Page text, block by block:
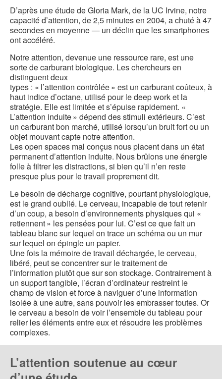
D’après une étude de Gloria Mark, de la UC Irvine, notre
capacité d’attention, de 2,5 minutes en 2004, a chuté à 47
secondes en moyenne — un déclin que les smartphones
ont accéléré.
Notre attention, devenue une ressource rare, est une
sorte de carburant biologique. Les chercheurs en
distinguent deux
types : « l’attention contrôlée » est un carburant coûteux, à
haut indice d’octane, utilisé pour le deep work et la
stratégie. Elle est limitée et s’épuise rapidement. «
L’attention induite » dépend des stimuli extérieurs. C’est
un carburant bon marché, utilisé lorsqu’un bruit fort ou un
objet mouvant capte notre attention.
Les open spaces mal conçus nous placent dans un état
permanent d’attention induite. Nous brûlons une énergie
folle à filtrer les distractions, si bien qu’il n’en reste
presque plus pour le travail proprement dit.
Le besoin de décharge cognitive, pourtant physiologique,
est le grand oublié. Le cerveau, incapable de tout retenir
d’un coup, a besoin d’environnements physiques qui «
retiennent » les pensées pour lui. C’est ce que fait un
tableau blanc sur lequel on trace un schéma ou un mur
sur lequel on épingle un papier.
Une fois la mémoire de travail déchargée, le cerveau,
libéré, peut se concentrer sur le traitement de
l’information plutôt que sur son stockage. Contrairement à
un support tangible, l’écran d’ordinateur restreint le
champ de vision et force à naviguer d’une information
isolée à une autre, sans pouvoir les embrasser toutes. Or
le cerveau a besoin de voir l’ensemble du tableau pour
relier les éléments entre eux et résoudre les problèmes
complexes.
L’attention soutenue au cœur